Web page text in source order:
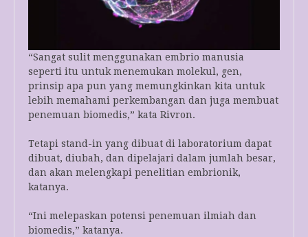
“Sangat sulit menggunakan embrio manusia
seperti itu untuk menemukan molekul, gen,
prinsip apa pun yang memungkinkan kita untuk
lebih memahami perkembangan dan juga membuat
penemuan biomedis,” kata Rivron.
Tetapi stand-in yang dibuat di laboratorium dapat
dibuat, diubah, dan dipelajari dalam jumlah besar,
dan akan melengkapi penelitian embrionik,
katanya.
“Ini melepaskan potensi penemuan ilmiah dan
biomedis,” katanya.